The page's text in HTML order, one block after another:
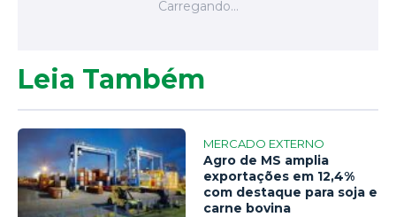
Leia Também
MERCADO EXTERNO
Agro de MS amplia
exportações em 12,4%
com destaque para soja e
carne bovina